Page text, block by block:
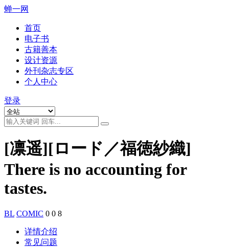
蝉一网
首页
电子书
古籍善本
设计资源
外刊杂志专区
个人中心
登录
[凛遥][ロード／福徳紗織]
There is no accounting for
tastes.
BL COMIC 0 0 8
详情介绍
常见问题